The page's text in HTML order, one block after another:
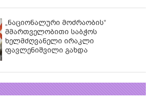
„ნაციონალური მოძრაობის“
მმართველობითი საბჭოს
ხელმძღვანელი ირაკლი
ფავლენიშვილი გახდა